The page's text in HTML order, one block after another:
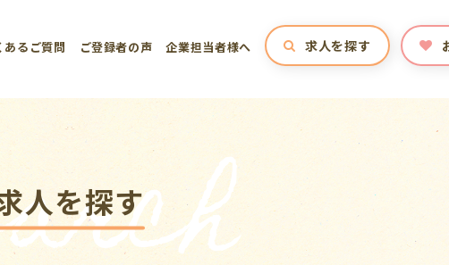
あるご質問 ご登録者の声 企業担当者様へ 求人を探す
人を探す